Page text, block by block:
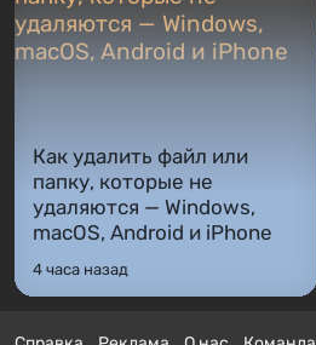
Как удалить файл или
папку, которые не
удаляются — Windows,
macOS, Android и iPhone
4 часа назад